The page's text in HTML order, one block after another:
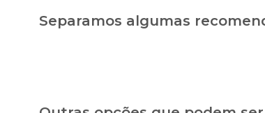
Separamos algumas